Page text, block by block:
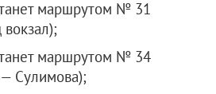
маршрутом № 31
маршрутом № 34
Сулимова);